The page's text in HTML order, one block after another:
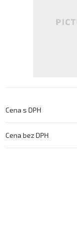
Cena s DPH
Cena bez DPH